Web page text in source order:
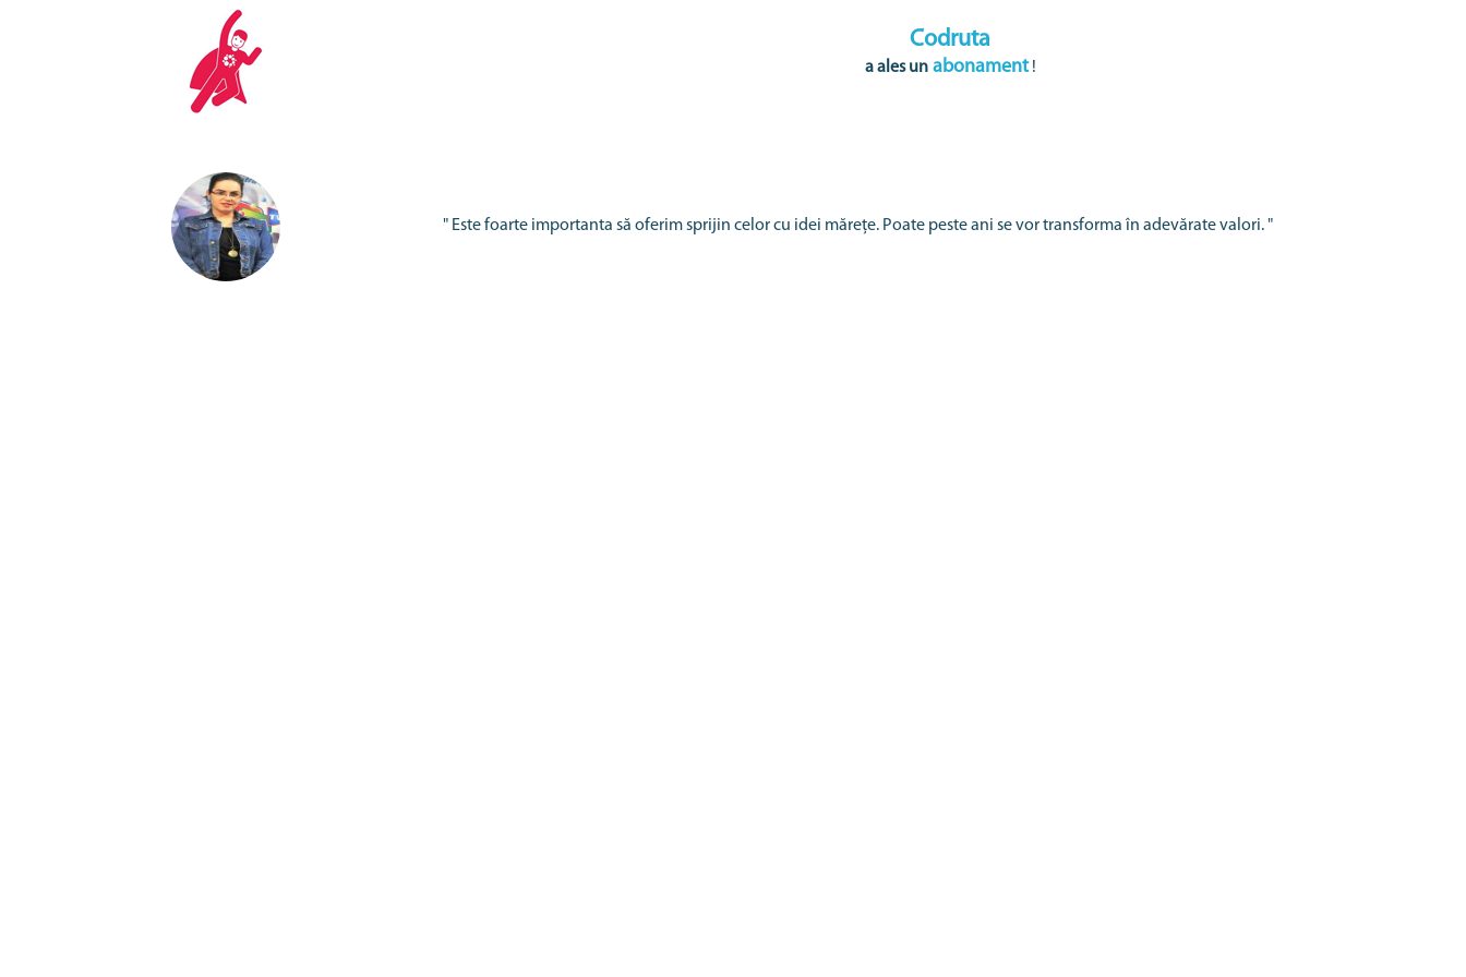
Codruta
a ales un abonament!
" Este foarte importanta să oferim sprijin celor cu idei mărețe. Poate peste ani se vor transforma în adevărate valori. "